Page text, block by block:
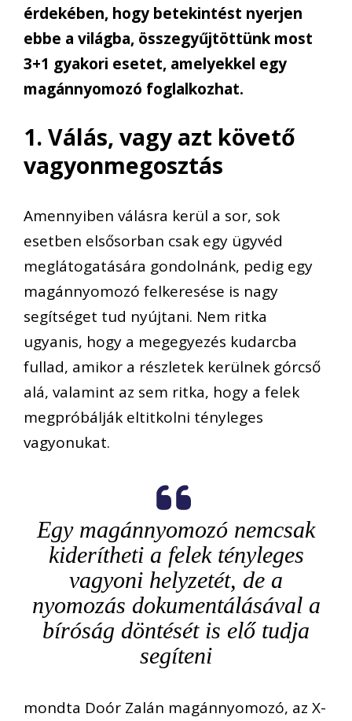
érdekében, hogy betekintést nyerjen
ebbe a világba, összegyűjtöttünk most
3+1 gyakori esetet, amelyekkel egy
magánnyomozó foglalkozhat.
1. Válás, vagy azt követő
vagyonmegosztás
Amennyiben válásra kerül a sor, sok
esetben elsősorban csak egy ügyvéd
meglátogatására gondolnánk, pedig egy
magánnyomozó felkeresése is nagy
segítséget tud nyújtani. Nem ritka
ugyanis, hogy a megegyezés kudarcba
fullad, amikor a részletek kerülnek górcső
alá, valamint az sem ritka, hogy a felek
megpróbálják eltitkolni tényleges
vagyonukat.
Egy magánnyomozó nemcsak
kiderítheti a felek tényleges
vagyoni helyzetét, de a
nyomozás dokumentálásával a
bíróság döntését is elő tudja
segíteni
mondta Doór Zalán magánnyomozó, az X-